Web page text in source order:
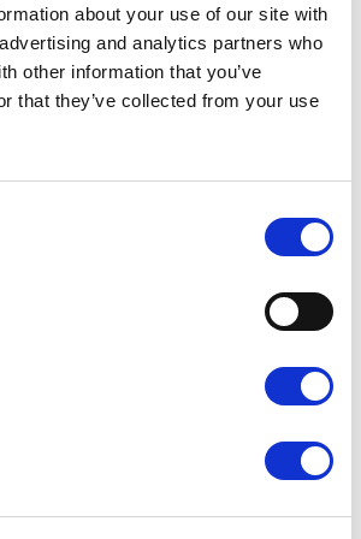
about your use of our site with
and analytics partners who
other information that you’ve
that they’ve collected from your use
szarym obszarem
rozwiązanie, które chroni przed
grafików:
przestrzeni przy krawędziach.